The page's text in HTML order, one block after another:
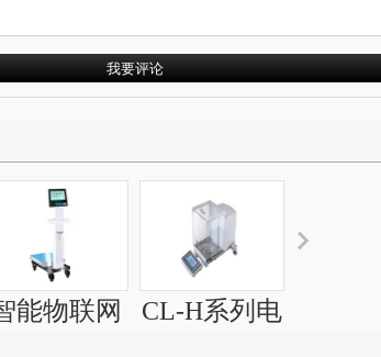
能物联网
CL-H系列电